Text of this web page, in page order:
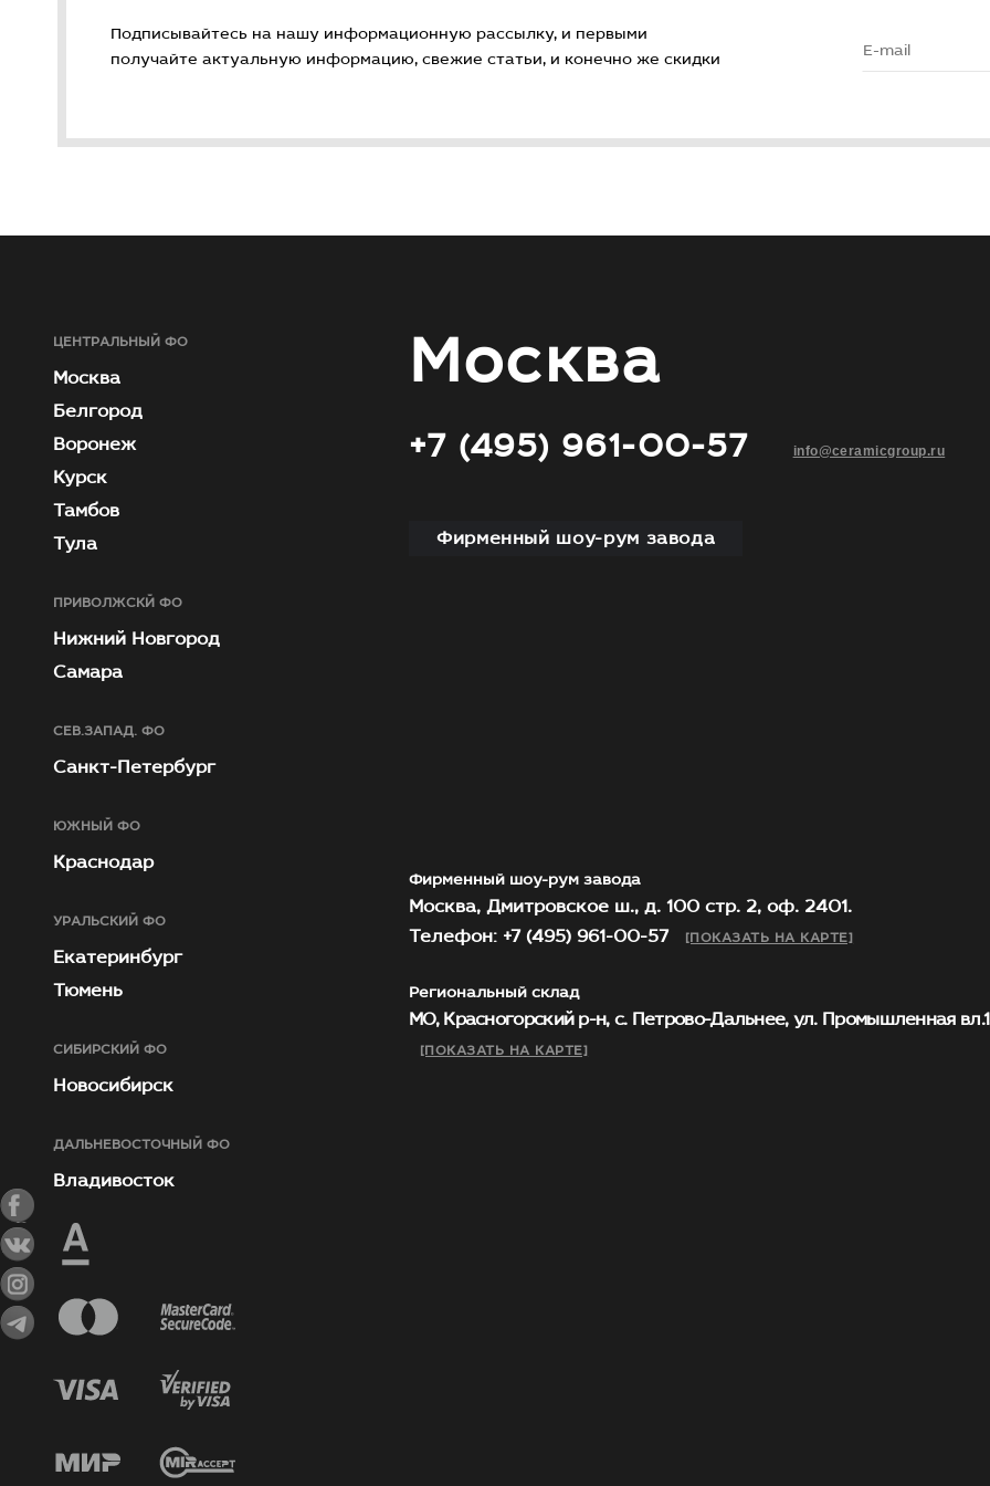
Подписывайтесь на нашу информационную рассылку, и первыми
получайте актуальную информацию, свежие статьи, и конечно же скидки
ЦЕНТРАЛЬНЫЙ ФО
Москва
Белгород
Воронеж
Курск
Тамбов
Тула
ПРИВОЛЖСКЙ ФО
Нижний Новгород
Самара
СЕВ.ЗАПАД. ФО
Санкт-Петербург
ЮЖНЫЙ ФО
Краснодар
УРАЛЬСКИЙ ФО
Екатеринбург
Тюмень
СИБИРСКИЙ ФО
Новосибирск
ДАЛЬНЕВОСТОЧНЫЙ ФО
Владивосток
Москва
+7 (495) 961-00-57 info@ceramicgroup.ru
Фирменный шоу-рум завода
Фирменный шоу-рум завода
Москва, Дмитровское ш., д. 100 стр. 2, оф. 2401.
Телефон: +7 (495) 961-00-57
[ПОКАЗАТЬ НА КАРТЕ]
Региональный склад
МО, Красногорский р-н, с. Петрово-Дальнее, ул. Промышленная
[ПОКАЗАТЬ НА КАРТЕ]